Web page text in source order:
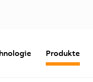
Produkte